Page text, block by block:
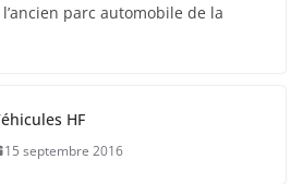
parc automobile de la
HF
15 septembre 2016